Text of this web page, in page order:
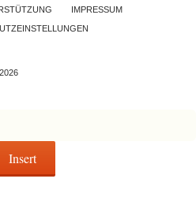
Skip to contentIMPRESSUM
Insert